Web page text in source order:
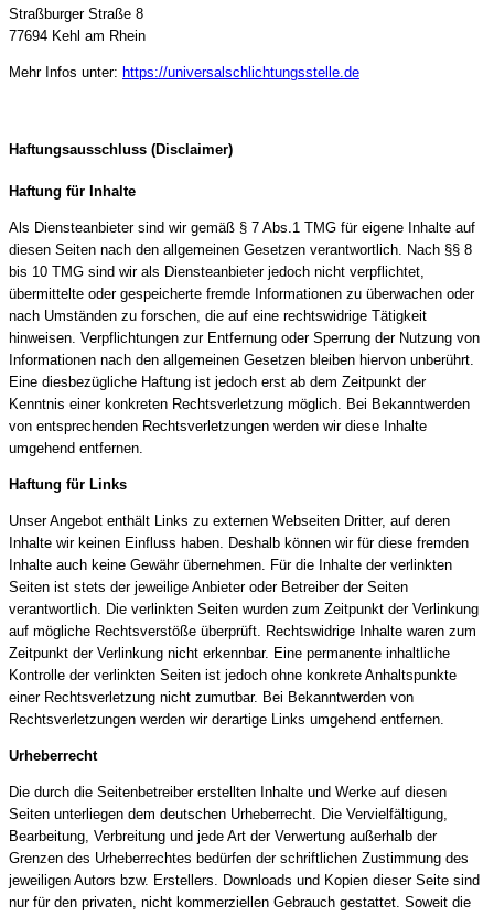
Straßburger Straße 8
77694 Kehl am Rhein
Mehr Infos unter: https://universalschlichtungsstelle.de
Haftungsausschluss (Disclaimer)
Haftung für Inhalte
Als Diensteanbieter sind wir gemäß § 7 Abs.1 TMG für eigene Inhalte auf
diesen Seiten nach den allgemeinen Gesetzen verantwortlich. Nach §§ 8
bis 10 TMG sind wir als Diensteanbieter jedoch nicht verpflichtet,
übermittelte oder gespeicherte fremde Informationen zu überwachen oder
nach Umständen zu forschen, die auf eine rechtswidrige Tätigkeit
hinweisen. Verpflichtungen zur Entfernung oder Sperrung der Nutzung von
Informationen nach den allgemeinen Gesetzen bleiben hiervon unberührt.
Eine diesbezügliche Haftung ist jedoch erst ab dem Zeitpunkt der
Kenntnis einer konkreten Rechtsverletzung möglich. Bei Bekanntwerden
von entsprechenden Rechtsverletzungen werden wir diese Inhalte
umgehend entfernen.
Haftung für Links
Unser Angebot enthält Links zu externen Webseiten Dritter, auf deren
Inhalte wir keinen Einfluss haben. Deshalb können wir für diese fremden
Inhalte auch keine Gewähr übernehmen. Für die Inhalte der verlinkten
Seiten ist stets der jeweilige Anbieter oder Betreiber der Seiten
verantwortlich. Die verlinkten Seiten wurden zum Zeitpunkt der Verlinkung
auf mögliche Rechtsverstöße überprüft. Rechtswidrige Inhalte waren zum
Zeitpunkt der Verlinkung nicht erkennbar. Eine permanente inhaltliche
Kontrolle der verlinkten Seiten ist jedoch ohne konkrete Anhaltspunkte
einer Rechtsverletzung nicht zumutbar. Bei Bekanntwerden von
Rechtsverletzungen werden wir derartige Links umgehend entfernen.
Urheberrecht
Die durch die Seitenbetreiber erstellten Inhalte und Werke auf diesen
Seiten unterliegen dem deutschen Urheberrecht. Die Vervielfältigung,
Bearbeitung, Verbreitung und jede Art der Verwertung außerhalb der
Grenzen des Urheberrechtes bedürfen der schriftlichen Zustimmung des
jeweiligen Autors bzw. Erstellers. Downloads und Kopien dieser Seite sind
nur für den privaten, nicht kommerziellen Gebrauch gestattet. Soweit die